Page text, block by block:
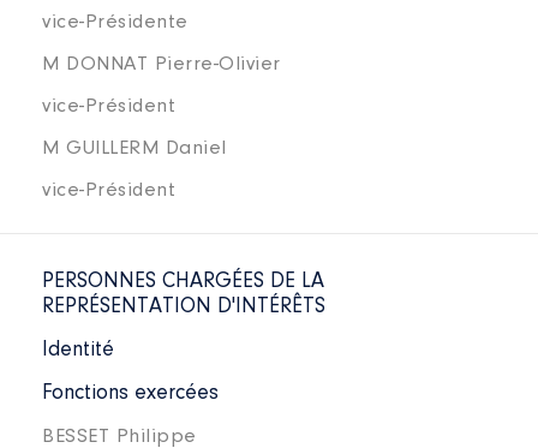
vice-Présidente
M DONNAT Pierre-Olivier
vice-Président
M GUILLERM Daniel
vice-Président
PERSONNES CHARGÉES DE LA
REPRÉSENTATION D'INTÉRÊTS
Identité
Fonctions exercées
BESSET Philippe